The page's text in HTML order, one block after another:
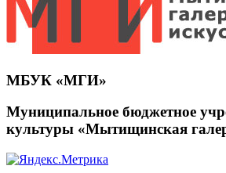
МБУК «МГИ»
Муниципальное бюджетное
культуры «Мытищинская